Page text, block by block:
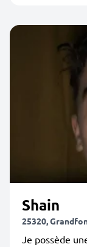
Shain
25320,
Je possède